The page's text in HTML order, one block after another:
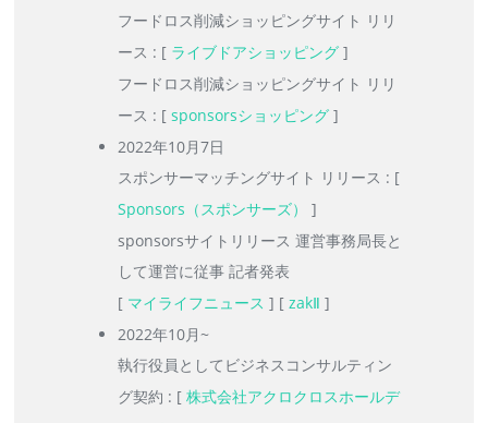
フードロス削減ショッピングサイト リリ
ース : [ ライブドアショッピング ]
フードロス削減ショッピングサイト リリ
ース : [sponsorsショッピング ]
2022年10月7日
スポンサーマッチングサイト リリース : [
Sponsors（スポンサーズ）
]
sponsorsサイトリリース 運営事務局長と
して運営に従事 記者発表
[ マイライフニュース ] [zakⅡ ]
2022年10月~
執行役員としてビジネスコンサルティン
グ契約 : [株式会社アクロクロスホールデ